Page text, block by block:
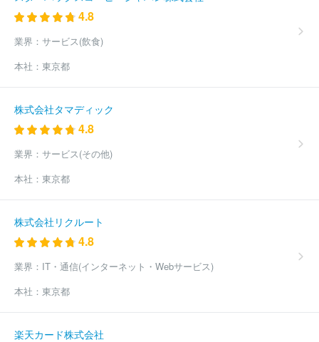
4.8
業界： サービス(飲食)
本社： 東京都
株式会社タマディック
4.8
業界： サービス(その他)
本社： 東京都
株式会社リクルート
4.8
業界： IT・通信(インターネット・Webサービス)
本社： 東京都
楽天カード株式会社